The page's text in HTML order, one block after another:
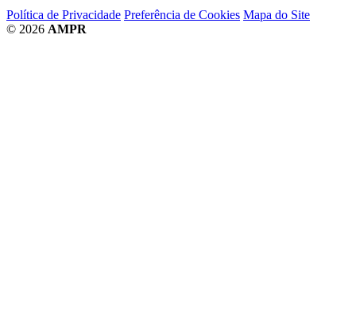
Política de Privacidade Preferência de Cookies Mapa do Site
© 2026 AMPR